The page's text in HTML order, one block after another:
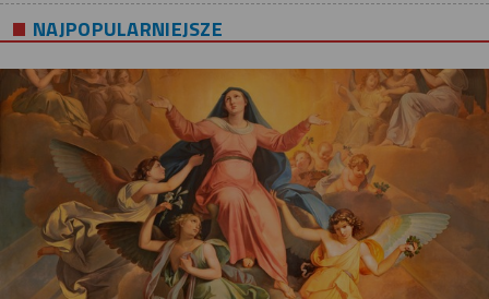
NAJPOPULARNIEJSZE